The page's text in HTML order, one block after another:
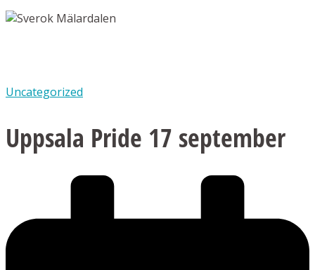
Uncategorized
Uppsala Pride 17 september